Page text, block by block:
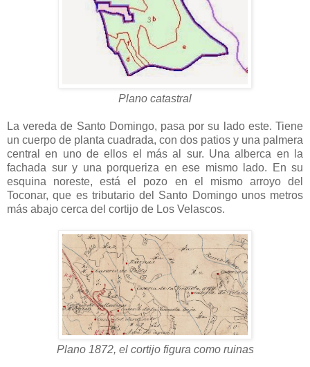
Plano catastral
La vereda de Santo Domingo, pasa por su lado este. Tiene
un cuerpo de planta cuadrada, con dos patios y una palmera
central en uno de ellos el más al sur. Una alberca en la
fachada sur y una porqueriza en ese mismo lado. En su
esquina noreste, está el pozo en el mismo arroyo del
Toconar, que es tributario del Santo Domingo unos metros
más abajo cerca del cortijo de Los Velascos.
Plano 1872, el cortijo figura como ruinas